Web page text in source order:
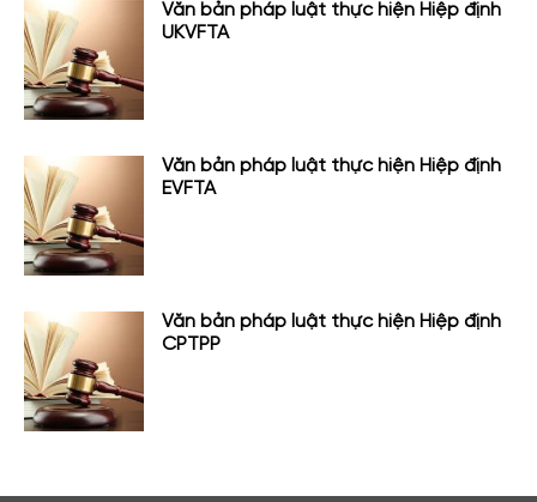
Văn bản pháp luật thực hiện Hiệp định
UKVFTA
Văn bản pháp luật thực hiện Hiệp định
EVFTA
Văn bản pháp luật thực hiện Hiệp định
CPTPP